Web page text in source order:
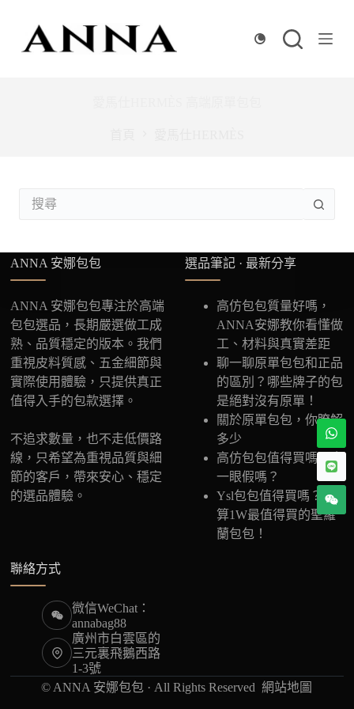
主
符
ANNA 安娜包包
ANNA 安娜包包專注於高端
包包選品，長期嚴選做工成
熟、品質穩定的版本。我們
重視皮料質感、五金細節與
實際使用體驗，只提供真正
值得入手的包款選擇。
不追求數量，也不走低價路
線，只希望為重視品質與細
節的客戶，帶來安心、穩定
的選品體驗。
選品筆記 · 最新分享
高仿包包質量好嗎，
ANNA安娜教你看懂做
工、材料與真實差距
聊一聊原單包包和正品
的區別？哪些牌子的包
是絕對沒有原單！
關於原單包包，你瞭解
多少
高仿包包值得買嗎？會
一眼假嗎？
Ysl包包值得買嗎？預
算1W最值得買的聖羅
蘭包包！
聯絡方式
微信WeChat：
annabag88
廣州市白雲區的
三元裏飛鵝西路
1-3號
© ANNA 安娜包包 · All Rights Reserved網站地圖